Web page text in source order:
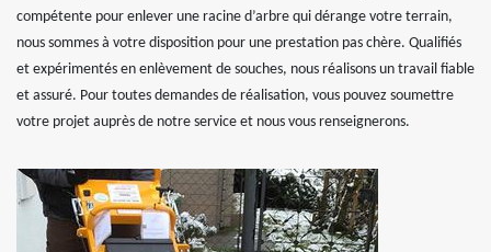
compétente pour enlever une racine d’arbre qui dérange votre terrain,
nous sommes à votre disposition pour une prestation pas chère. Qualifiés
et expérimentés en enlèvement de souches, nous réalisons un travail fiable
et assuré. Pour toutes demandes de réalisation, vous pouvez soumettre
votre projet auprès de notre service et nous vous renseignerons.